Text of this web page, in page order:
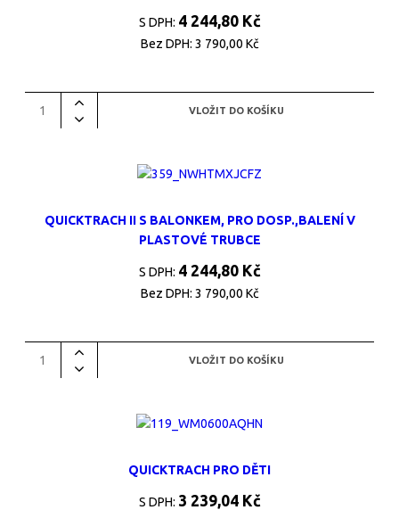
S DPH: 4 244,80 Kč
Bez DPH: 3 790,00 Kč
QUICKTRACH II S BALONKEM, PRO DOSP.,BALENÍ V
PLASTOVÉ TRUBCE
S DPH: 4 244,80 Kč
Bez DPH: 3 790,00 Kč
QUICKTRACH PRO DĚTI
S DPH: 3 239,04 Kč